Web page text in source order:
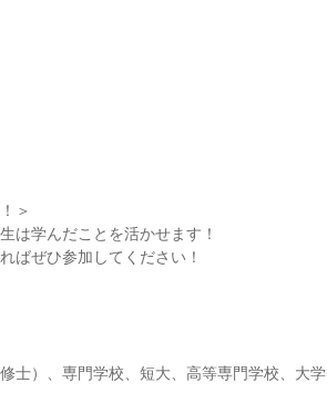
＞
は学んだことを活かせます！
ばぜひ参加してください！
士）、専門学校、短大、高等専門学校、大学